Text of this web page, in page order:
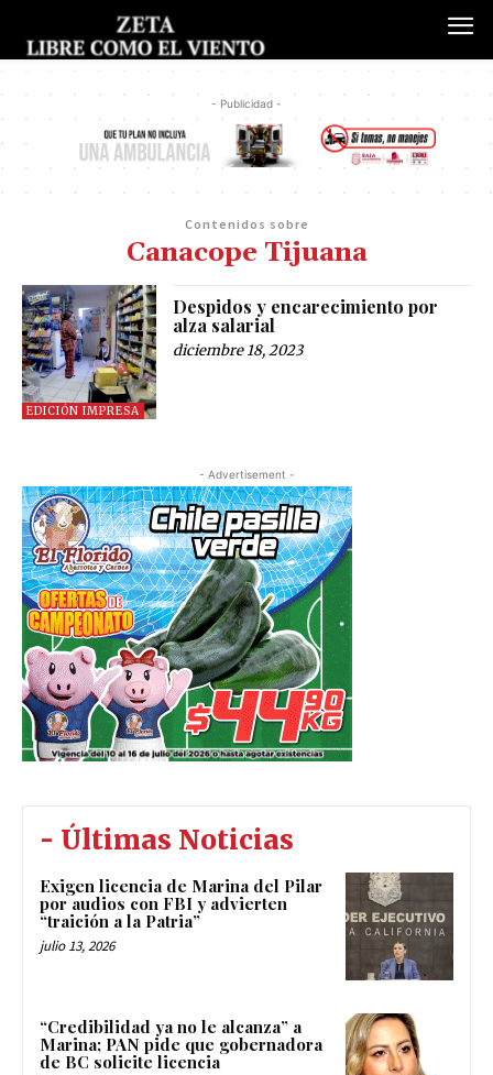
- Publicidad -
Contenidos sobre
Canacope Tijuana
EDICIÓN IMPRESA
Despidos y encarecimiento por
alza salarial
diciembre 18, 2023
- Advertisement -
- Últimas Noticias
Exigen licencia de Marina del Pilar
por audios con FBI y advierten
“traición a la Patria”
julio 13, 2026
“Credibilidad ya no le alcanza” a
Marina; PAN pide que gobernadora
de BC solicite licencia